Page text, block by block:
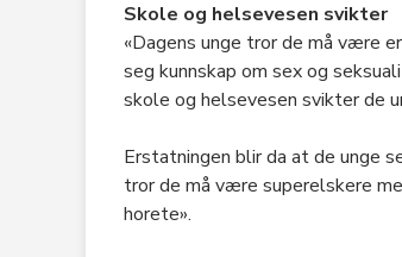
Skole og helsevesen svikter
«Dagens unge tror de må være
seg kunnskap om sex og
skole og helsevesen svikter de
Erstatningen blir da at de unge
tror de må være superelskere
horete».